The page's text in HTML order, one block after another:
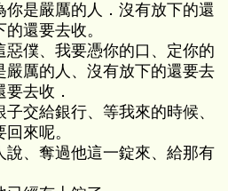
你是嚴厲的人．沒有放下的還
還要去收。
惡僕、我要憑你的口、定你的
嚴厲的人、沒有放下的還要去
去收．
交給銀行、等我來的時候、
來呢。
說、奪過他這一錠來、給那有